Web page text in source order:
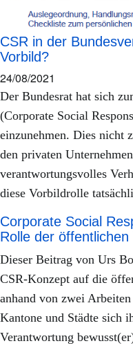
CSR in der
Vorbild?
24/08/2021
Der Bundesrat hat sich
(Corporate Social
einzunehmen. Dies nicht
den privaten
verantwortungsvolles
diese Vorbildrolle
Corporate Social
Rolle der öffentlichen
Dieser Beitrag von Urs
CSR-Konzept auf die
anhand von zwei
Kantone und Städte sich
Verantwortung